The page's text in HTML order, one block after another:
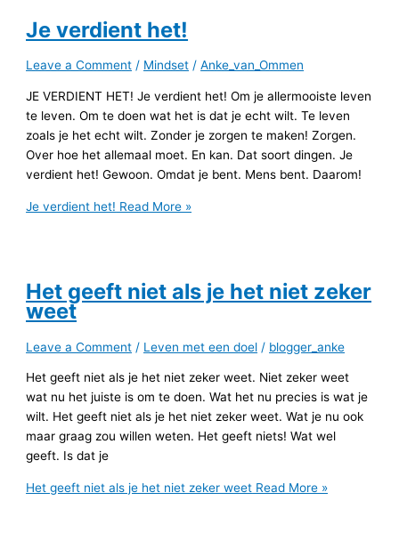
Je verdient het!
Leave a Comment / Mindset /Anke_van_Ommen
JE VERDIENT HET! Je verdient het! Om je allermooiste leven
te leven. Om te doen wat het is dat je echt wilt. Te leven
zoals je het echt wilt. Zonder je zorgen te maken! Zorgen.
Over hoe het allemaal moet. En kan. Dat soort dingen. Je
verdient het! Gewoon. Omdat je bent. Mens bent. Daarom!
Je verdient het! Read More »
Het geeft niet als je het niet zeker
weet
Leave a Comment / Leven met een doel / blogger_anke
Het geeft niet als je het niet zeker weet. Niet zeker weet
wat nu het juiste is om te doen. Wat het nu precies is wat je
wilt. Het geeft niet als je het niet zeker weet. Wat je nu ook
maar graag zou willen weten. Het geeft niets! Wat wel
geeft. Is dat je
Het geeft niet als je het niet zeker weet Read More »